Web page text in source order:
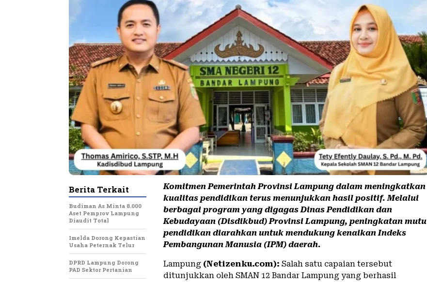
Komitmen Pemerintah Provinsi Lampung dalam meningkatkan
kualitas pendidikan terus menunjukkan hasil positif. Melalui
berbagai program yang digagas Dinas Pendidikan dan
Kebudayaan (Disdikbud) Provinsi Lampung, peningkatan mutu
pendidikan diarahkan untuk mendukung kenaikan Indeks
Pembangunan Manusia (IPM) daerah.
Lampung (Netizenku.com): Salah satu capaian tersebut
ditunjukkan oleh SMAN 12 Bandar Lampung yang berhasil
Berita Terkait
Budiman As Minta 8.000
Aset Pemprov Lampung
Diaudit Total
Imelda Dorong Kepastian
Usaha Peternak Telur
DPRD Lampung Dorong
PAD Sektor Pertanian